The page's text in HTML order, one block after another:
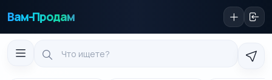
Вам-Продам